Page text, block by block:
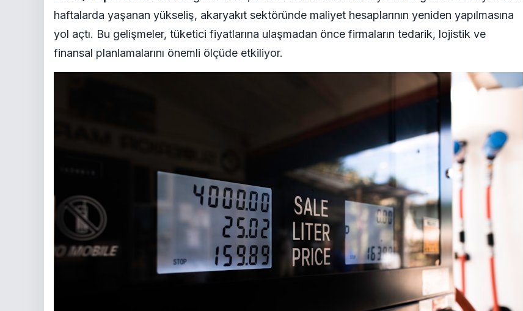
haftalarda yaşanan yükseliş, akaryakıt sektöründe maliyet hesaplarının yeniden yapılmasına
yol açtı. Bu gelişmeler, tüketici fiyatlarına ulaşmadan önce firmaların tedarik, lojistik ve
finansal planlamalarını önemli ölçüde etkiliyor.